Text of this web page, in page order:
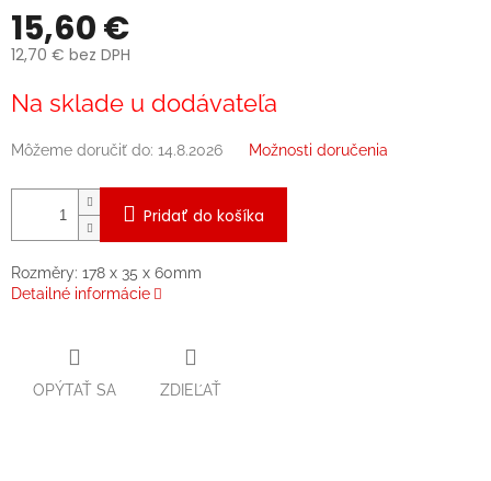
15,60 €
12,70 € bez DPH
cena:
Na sklade u dodávateľa
Môžeme doručiť do: 14.8.2026 Možnosti doručenia
Pridať do košíka
Rozměry: 178 x 35 x 60mm
Detailné informácie
OPÝTAŤ SA ZDIEĽAŤ